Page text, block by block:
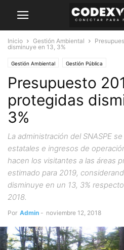
Inicio Gestión Ambiental
disminuye en 13, 3%
Gestión Ambiental Gestión Pública
Presupuesto
protegidas
3%
La administración del SNASPE
estatales e ingresos de
hacen los visitantes a las áreas
estimado para 2019,
disminuye en un 13, 3%
2018.
Por Admin - noviembre 12, 2018